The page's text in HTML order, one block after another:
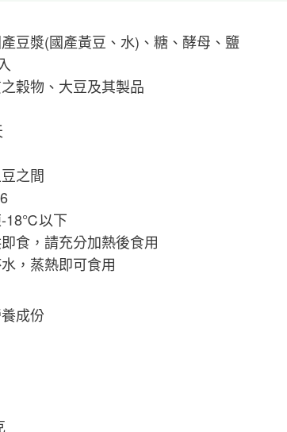
豆漿(國產黃豆、水)、糖、酵母、鹽
穀物、大豆及其製品
之間
-18℃以下
食，請充分加熱後食用
，蒸熱即可食用
成份